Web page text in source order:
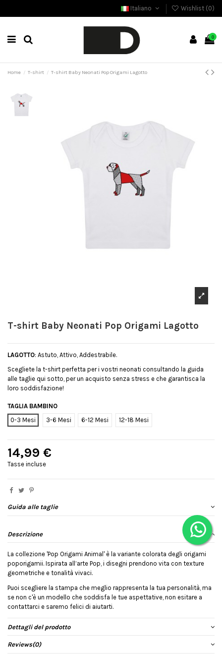
Italiano Wishlist (0)
0
Home T-shirt T-shirt Baby Neonati Pop Origami Lagotto
T-shirt Baby Neonati Pop Origami Lagotto
LAGOTTO: Astuto, Attivo, Addestrabile.
Scegliete la t-shirt perfetta per i vostri neonati consultando la guida
alle taglie qui sotto, per un acquisto senza stress e che garantisca la
loro soddisfazione!
TAGLIA BAMBINO
0-3 Mesi
3-6 Mesi 6-12 Mesi 12-18 Mesi
14,99 €
Tasse incluse
Guida alle taglie
Descrizione
La collezione 'Pop Origami Animal' è la variante colorata degli origami
poporigamii. Ispirata all’arte Pop, i disegni prendono vita con texture
geometriche e tonalità vivaci.
Puoi scegliere la stampa che meglio rappresenta la tua personalità, ma
se non c'è un modello che soddisfa le tue aspettative, non esitare a
contattarci e saremo felici di aiutarti.
Dettagli del prodotto
Reviews(0)